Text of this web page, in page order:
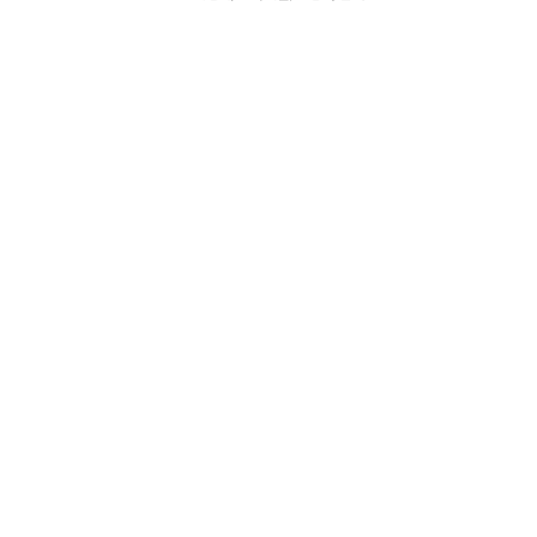
인 이 세가지의 '만남' 두둥~!! 바로 2014 홍제천 홍